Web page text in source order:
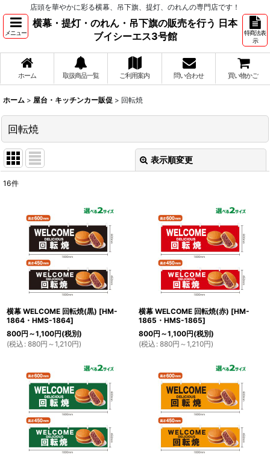
店頭を華やかに彩る横幕、吊下旗、提灯、のれんの専門店です！
メニュー
横幕・提灯・のれん・吊下旗の販売を行う 日本
ブイシーエス3号館
特商法表
示
ホーム 取扱商品一覧 ご利用案内 問い合わせ 買い物かご
ホーム > 屋台・キッチンカー販促 > 回転焼
回転焼
表示順変更
並び順:
16件
横幕 WELCOME 回転焼(黒) [HM-
1864・HMS-1864]
800円 ～1,100円(税別)
(税込 : 880円 ～1,210円)
横幕 WELCOME 回転焼(赤) [HM-
1865・HMS-1865]
800円 ～1,100円(税別)
(税込 : 880円 ～1,210円)